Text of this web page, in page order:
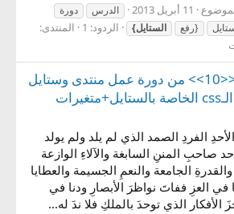
11 أبريل 2013 الدرس
دورة
{رفع الستايل} الردود: 1
المنتدى:
الدرس العاشر <<10>> من دورة عمل منتدى وستايل
{شرح إعدادات الـcss الخاصة بالستايل+متغيرات
الفردِ الصمد الذي لم يلد ولم يولد
صاحبِ المننِ السابغة والآلاءِ الوازعة
الجامعة والنعمِ الجسيمة والعطايا
في العزِ ففاتَ نواظرَ الأبصارِ ودنا في
الذي توحدَ بالملكِ فلا ندَ له...